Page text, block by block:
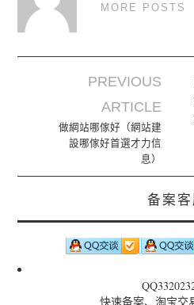
MORE POSTS
Post navigation
PREVIOUS
ARTICLE
做網站哪傢好（網站建
設哪傢好首選才力信
息）
备案客
快速备案、淘宝交